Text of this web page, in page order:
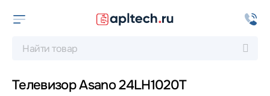
Телевизор Asano 24LH1020T